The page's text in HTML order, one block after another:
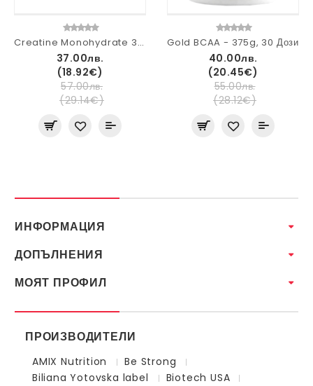
Creatine Monohydrate 300g.
37.00лв.
(18.92€)
57.00лв.
(29.14€)
Gold BCAA - 375g, 30 Дози
40.00лв.
(20.45€)
55.00лв.
(28.12€)
ИНФОРМАЦИЯ
ДОПЪЛНЕНИЯ
МОЯТ ПРОФИЛ
ПРОИЗВОДИТЕЛИ
AMIX Nutrition
Be Strong
Biliana Yotovska label
Biotech USA